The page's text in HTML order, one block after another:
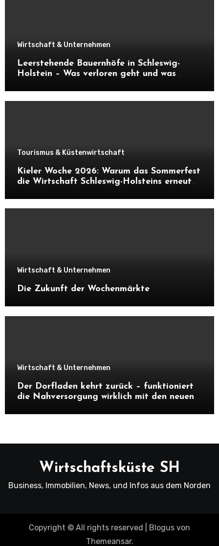
Wirtschaft & Unternehmen
Leerstehende Bauernhöfe in Schleswig-
Holstein – Was verloren geht und was
Tourismus & Küstenwirtschaft
Kieler Woche 2026: Warum das Sommerfest
die Wirtschaft Schleswig-Holsteins erneut
Wirtschaft & Unternehmen
Die Zukunft der Wochenmärkte
Wirtschaft & Unternehmen
Der Dorfladen kehrt zurück – funktioniert
die Nahversorgung wirklich mit den neuen
Wirtschaftsküste SH
Business, Immobilien, News, und Infos aus dem Norden
Copyright © All rights reserved Blogus von
Themeansar.